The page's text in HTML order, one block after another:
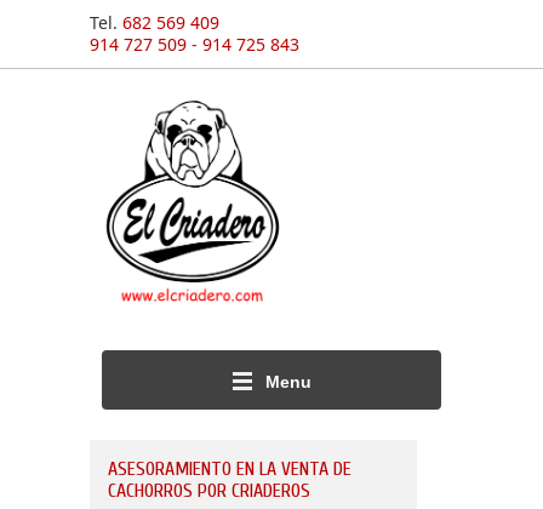
Tel. 682 569 409
914 727 509 - 914 725 843
Menu
ASESORAMIENTO EN LA VENTA DE
CACHORROS POR CRIADEROS